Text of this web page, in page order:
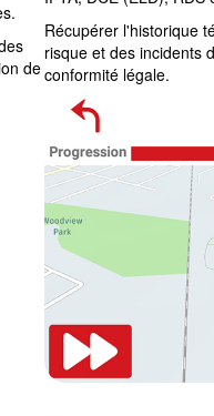
de
Récupérer l'historique
risque et des incidents
conformité légale.